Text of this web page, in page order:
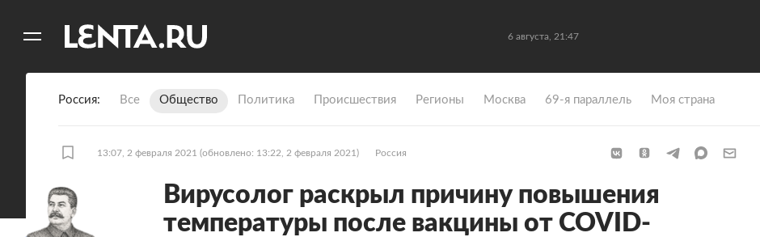
6 августа, 21:47
Россия Все Общество Политика Происшествия Регионы Москва 69-я параллель Моя страна
13:07, 2 февраля 2021 (обновлено: 13:22, 2 февраля 2021) Россия
Вирусолог раскрыл причину повышения
температуры после вакцины от COVID-